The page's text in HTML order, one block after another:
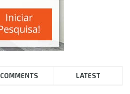
COMMENTS LATEST